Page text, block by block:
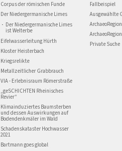
Corpus der römischen Funde
Der Niedergermanische Limes
Der Niedergermanische Limes
ist Welterbe
Eifelwasserleitung Hürth
Kloster Heisterbach
Kriegsrelikte
Metallzeitlicher Grabbrauch
VIA - Erlebnisraum Römerstraße
„geSCHICHTEN Rheinisches
Revier“
Klimainduziertes Baumsterben
und dessen Auswirkungen auf
Bodendenkmäler im Wald
Schadenskataster Hochwasser
2021
Bartmann goes global
Fallbeispiel
Ausgewählte
Private Suche